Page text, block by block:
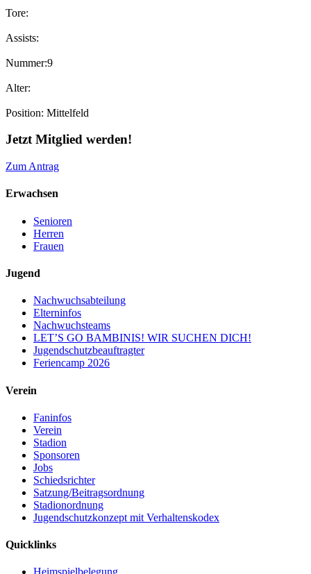
Tore:
Assists:
Nummer:9
Alter:
Position: Mittelfeld
Jetzt Mitglied werden!
Zum Antrag
Erwachsen
Senioren
Herren
Frauen
Jugend
Nachwuchsabteilung
Elterninfos
Nachwuchsteams
LET’S GO BAMBINIS! WIR SUCHEN DICH!
Jugendschutzbeauftragter
Feriencamp 2026
Verein
Faninfos
Verein
Stadion
Sponsoren
Jobs
Schiedsrichter
Satzung/Beitragsordnung
Stadionordnung
Jugendschutzkonzept mit Verhaltenskodex
Quicklinks